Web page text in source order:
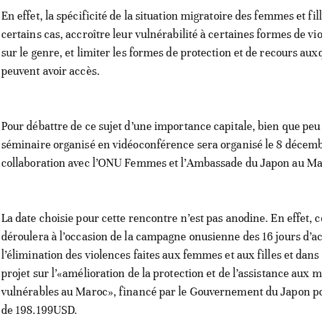
En effet, la spécificité de la situation migratoire des femmes et
certains cas, accroître leur vulnérabilité à certaines formes de
sur le genre, et limiter les formes de protection et de recours
peuvent avoir accès.
Pour débattre de ce sujet d’une importance capitale, bien que
séminaire organisé en vidéoconférence sera organisé le 8
collaboration avec l’ONU Femmes et l’Ambassade du Japon au
La date choisie pour cette rencontre n’est pas anodine. En effet,
déroulera à l’occasion de la campagne onusienne des 16 jours
l’élimination des violences faites aux femmes et aux filles et dans
projet sur l’«amélioration de la protection et de l’assistance aux
vulnérables au Maroc», financé par le Gouvernement du Japon
de 198.199USD.